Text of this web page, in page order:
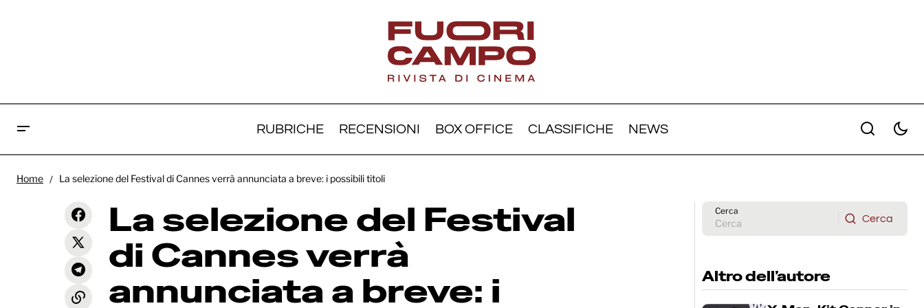
RUBRICHE RECENSIONI BOX OFFICE CLASSIFICHE NEWS
La selezione del Festival di Cannes
verrà annunciata a breve: i possibili
titoli
Home La selezione del Festival di Cannes verrà annunciata a breve: i possibili titoli
La selezione del Festival
di Cannes verrà
annunciata a breve: i
Cerca
Cerca
Altro dell’autore